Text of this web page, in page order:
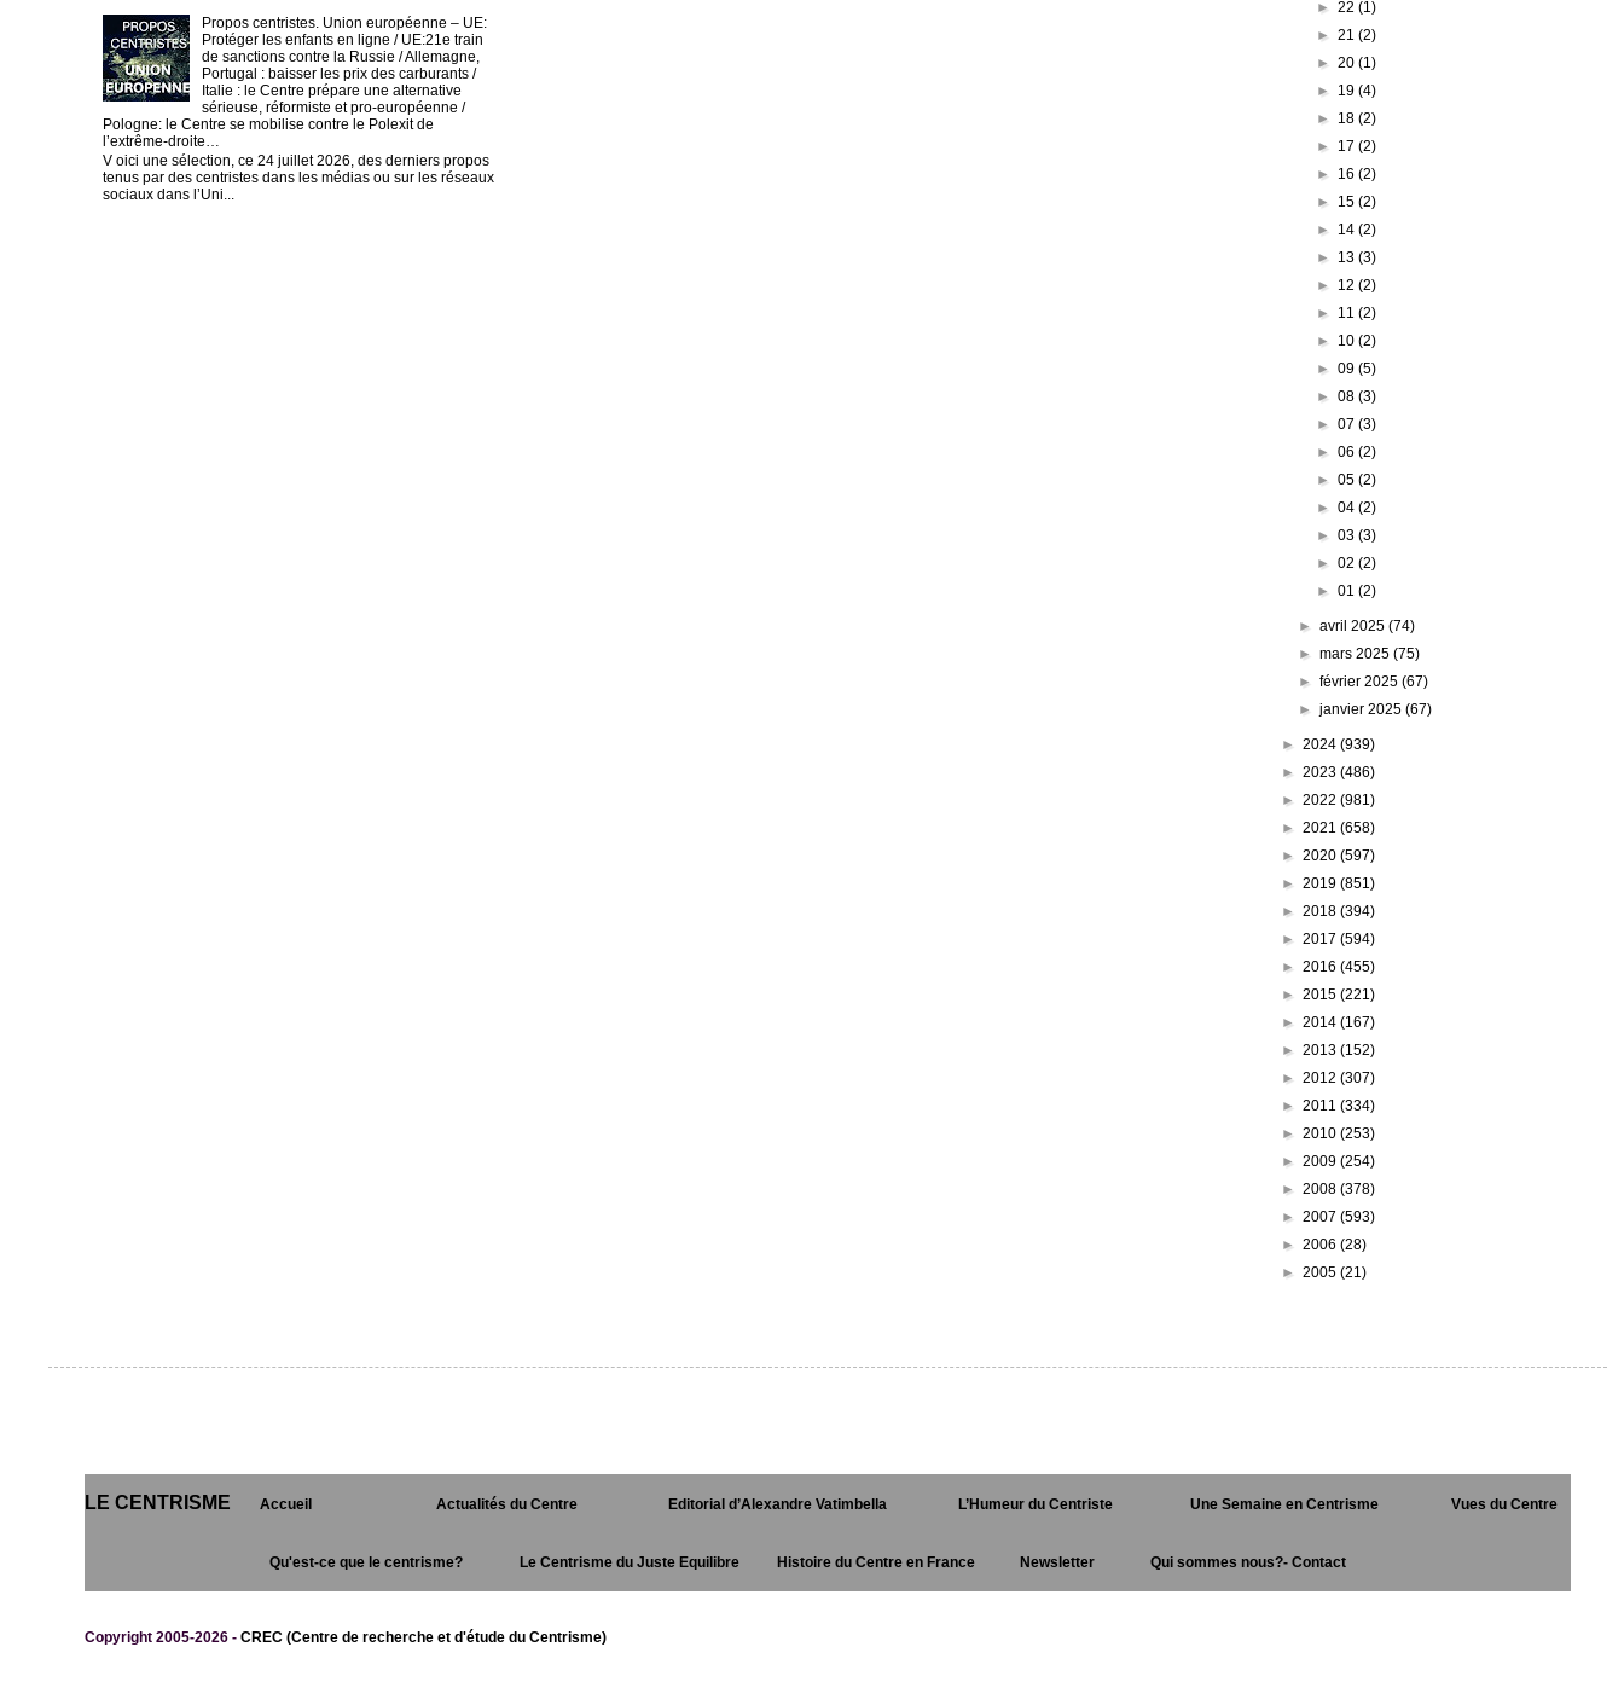
Propos centristes. Union européenne – UE:
Protéger les enfants en ligne / UE:21e train
de sanctions contre la Russie / Allemagne,
Portugal : baisser les prix des carburants /
Italie : le Centre prépare une alternative
sérieuse, réformiste et pro-européenne /
Pologne: le Centre se mobilise contre le Polexit de
l’extrême-droite…
V oici une sélection, ce 24 juillet 2026, des derniers propos
tenus par des centristes dans les médias ou sur les réseaux
sociaux dans l’Uni...
► 22 (1)
► 21 (2)
► 20 (1)
► 19 (4)
► 18 (2)
► 17 (2)
► 16 (2)
► 15 (2)
► 14 (2)
► 13 (3)
► 12 (2)
► 11 (2)
► 10 (2)
► 09 (5)
► 08 (3)
► 07 (3)
► 06 (2)
► 05 (2)
► 04 (2)
► 03 (3)
► 02 (2)
► 01 (2)
►avril 2025(74)
►mars 2025(75)
►février 2025(67)
►janvier 2025(67)
► 2024 (939)
► 2023 (486)
► 2022 (981)
► 2021 (658)
► 2020 (597)
► 2019 (851)
► 2018 (394)
► 2017 (594)
► 2016 (455)
► 2015 (221)
► 2014 (167)
► 2013 (152)
► 2012 (307)
► 2011 (334)
► 2010 (253)
► 2009 (254)
► 2008 (378)
► 2007 (593)
► 2006 (28)
► 2005 (21)
LE CENTRISME Accueil Actualités du Centre Editorial d’Alexandre Vatimbella L’Humeur du Centriste Une Semaine en Centrisme Vues du Centre
Qu'est-ce que le centrisme? Le Centrisme du Juste Equilibre Histoire du Centre en France Newsletter Qui sommes nous?- Contact
Copyright 2005-2026 - CREC (Centre de recherche et d'étude du Centrisme)